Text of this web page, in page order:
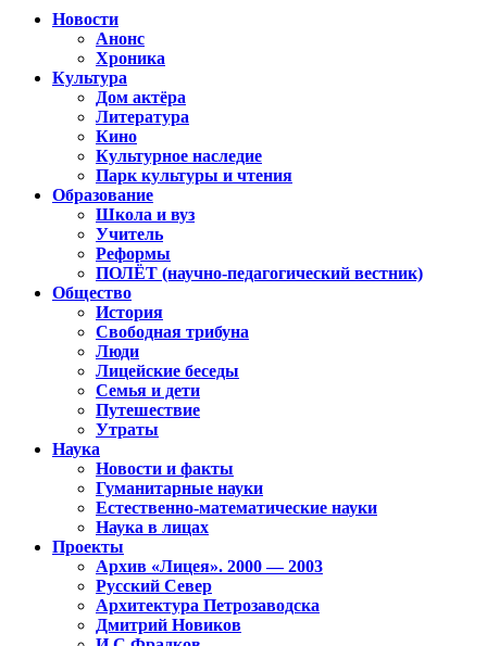
Новости
Анонс
Хроника
Культура
Дом актёра
Литература
Кино
Культурное наследие
Парк культуры и чтения
Образование
Школа и вуз
Учитель
Реформы
ПОЛЁТ (научно-педагогический вестник)
Общество
История
Свободная трибуна
Люди
Лицейские беседы
Семья и дети
Путешествие
Утраты
Наука
Новости и факты
Гуманитарные науки
Естественно-математические науки
Наука в лицах
Проекты
Архив «Лицея». 2000 — 2003
Русский Север
Архитектура Петрозаводска
Дмитрий Новиков